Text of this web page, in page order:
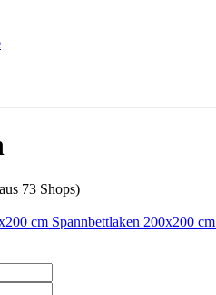
73 Shops)
cm Spannbettlaken 200x200 cm